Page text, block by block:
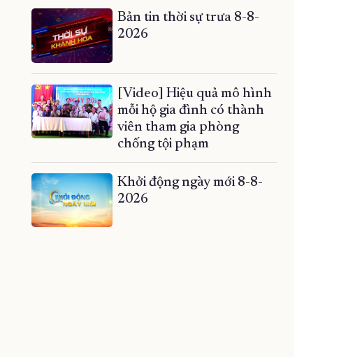
Bản tin thời sự trưa 8-8-
2026
[Video] Hiệu quả mô hình
mỗi hộ gia đình có thành
viên tham gia phòng
chống tội phạm
Khởi động ngày mới 8-8-
2026